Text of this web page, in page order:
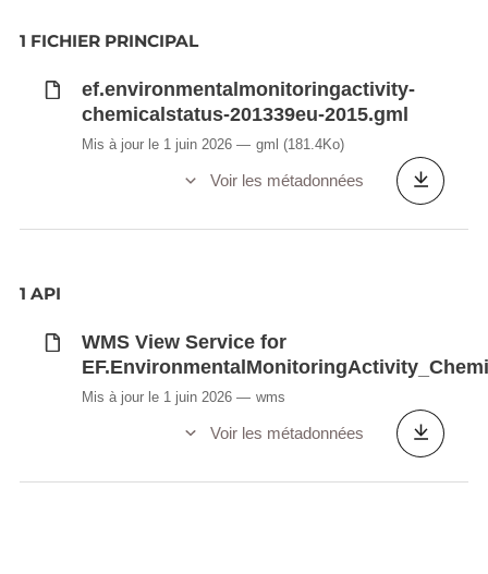
1 FICHIER PRINCIPAL
ef.environmentalmonitoringactivity-
chemicalstatus-201339eu-2015.gml
Mis à jour le 1 juin 2026 gml (181.4Ko)
Voir les métadonnées
1 API
WMS View Service for
Mis à jour le 1 juin 2026 wms
Voir les métadonnées